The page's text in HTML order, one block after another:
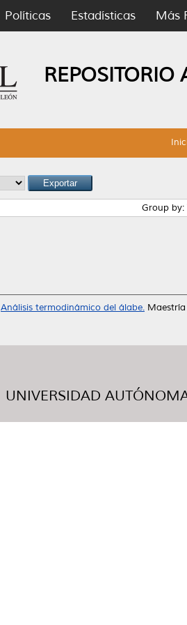
Políticas Estadísticas Más
REPOSITORIO
Group by:
Análisis termodinámico del álabe.
UNIVERSIDAD